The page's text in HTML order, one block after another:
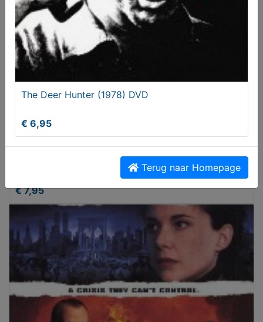
The Cold Light of Day (2012) DVD
€ 7,95
The Deer Hunter (1978) DVD
€ 6,95
Terug naar Homepage